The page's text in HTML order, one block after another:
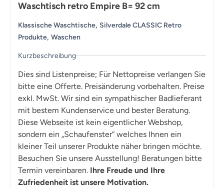
Waschtisch retro Empire B= 92 cm
Klassische Waschtische, Silverdale CLASSIC Retro
Produkte, Waschen
Kurzbeschreibung
Dies sind Listenpreise; Für Nettopreise verlangen Sie
bitte eine Offerte. Preisänderung vorbehalten. Preise
exkl. MwSt. Wir sind ein sympathischer Badlieferant
mit bestem Kundenservice und bester Beratung.
Diese Webseite ist kein eigentlicher Webshop,
sondern ein „Schaufenster“ welches Ihnen ein
kleiner Teil unserer Produkte näher bringen möchte.
Besuchen Sie unsere Ausstellung! Beratungen bitte
Termin vereinbaren. Ihre Freude und Ihre
Zufriedenheit ist unsere Motivation.